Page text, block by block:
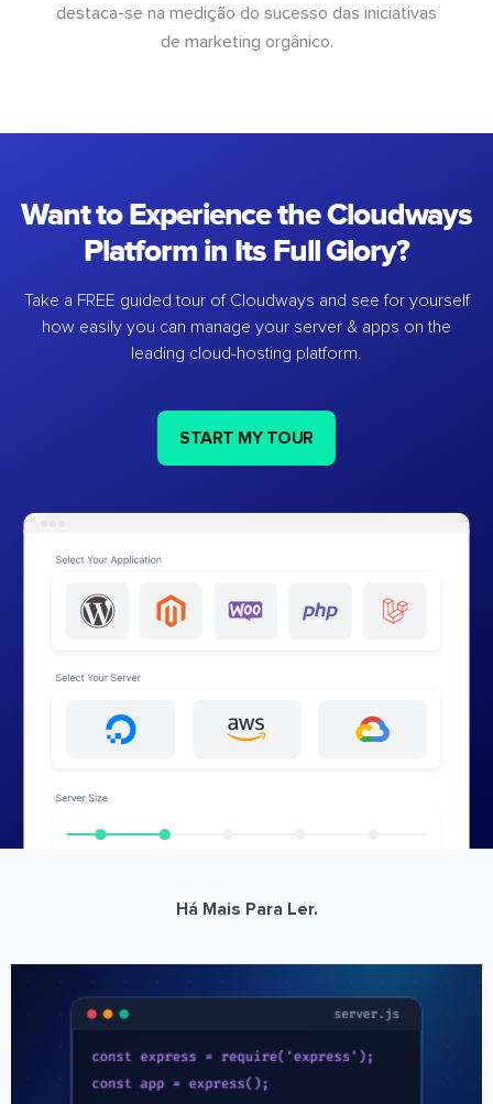
destaca-se na medição do sucesso das iniciativas
de marketing orgânico.
Want to Experience the Cloudways
Platform in Its Full Glory?
Take a FREE guided tour of Cloudways and see for yourself
how easily you can manage your server & apps on the
leading cloud-hosting platform.
START MY TOUR
Há Mais Para Ler.